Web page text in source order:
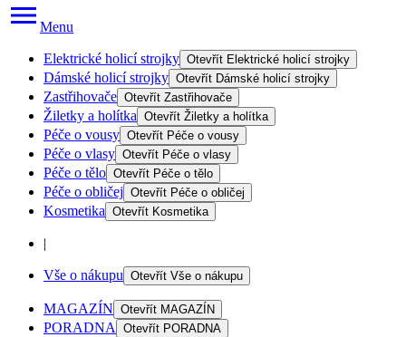
Menu
Elektrické holicí strojky Otevřít Elektrické holicí strojky
Dámské holicí strojky Otevřít Dámské holicí strojky
Zastřihovače Otevřít Zastřihovače
Žiletky a holítka Otevřít Žiletky a holítka
Péče o vousy Otevřít Péče o vousy
Péče o vlasy Otevřít Péče o vlasy
Péče o tělo Otevřít Péče o tělo
Péče o obličej Otevřít Péče o obličej
Kosmetika Otevřít Kosmetika
|
Vše o nákupu Otevřít Vše o nákupu
MAGAZÍN Otevřít MAGAZÍN
PORADNA Otevřít PORADNA